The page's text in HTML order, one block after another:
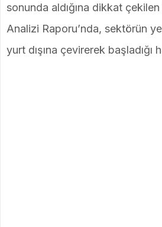
sonunda aldığına dikkat
Analizi Raporu’nda, sektörün
yurt dışına çevirerek başladığı